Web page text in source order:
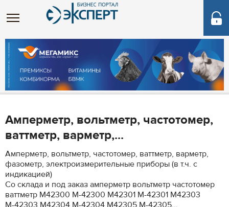
Амперметр, вольтметр, частотомер,
ваттметр, варметр,...
Амперметр, вольтметр, частотомер, ваттметр, варметр,
фазометр, электроизмерительные приборы (в т.ч. с
индикацией)
Со склада и под заказ амперметр вольтметр частотомер
ваттметр M42300 М-42300 M42301 М-42301 M42303
М-42303 M42304 М-42304 M42305 М-42305...